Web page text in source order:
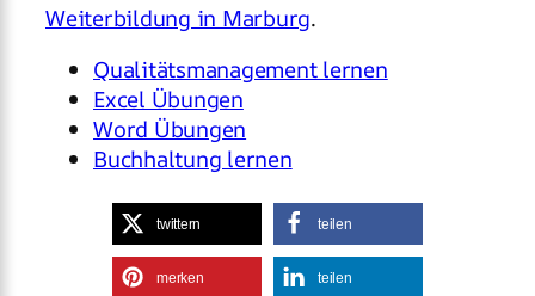
Weiterbildung in Marburg.
Qualitätsmanagement lernen
Excel Übungen
Word Übungen
Buchhaltung lernen
twittern teilen
merken teilen